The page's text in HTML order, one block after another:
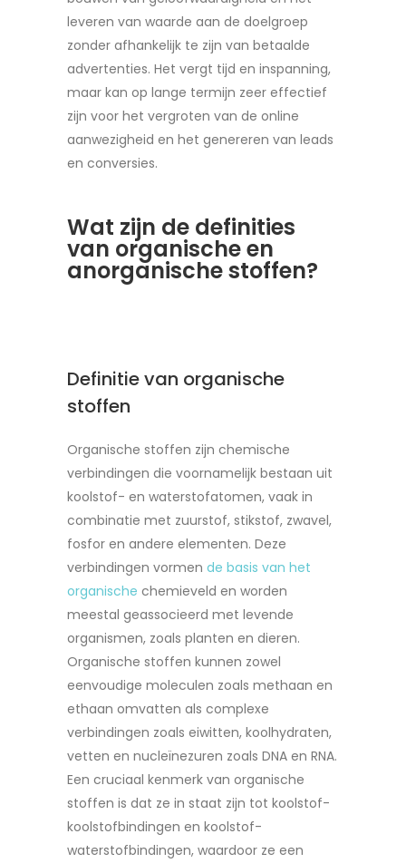
leveren van waarde aan de doelgroep
zonder afhankelijk te zijn van betaalde
advertenties. Het vergt tijd en inspanning,
maar kan op lange termijn zeer effectief
zijn voor het vergroten van de online
aanwezigheid en het genereren van leads
en conversies.
Wat zijn de definities
van organische en
anorganische stoffen?
Definitie van organische
stoffen
Organische stoffen zijn chemische
verbindingen die voornamelijk bestaan uit
koolstof- en waterstofatomen, vaak in
combinatie met zuurstof, stikstof, zwavel,
fosfor en andere elementen. Deze
verbindingen vormen de basis van het
organische chemieveld en worden
meestal geassocieerd met levende
organismen, zoals planten en dieren.
Organische stoffen kunnen zowel
eenvoudige moleculen zoals methaan en
ethaan omvatten als complexe
verbindingen zoals eiwitten, koolhydraten,
vetten en nucleïnezuren zoals DNA en RNA.
Een cruciaal kenmerk van organische
stoffen is dat ze in staat zijn tot koolstof-
koolstofbindingen en koolstof-
waterstofbindingen, waardoor ze een